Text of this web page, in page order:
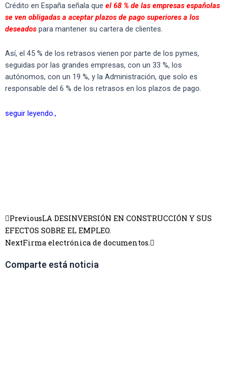
Crédito en España señala que el 68 % de las empresas españolas
se ven obligadas a aceptar plazos de pago superiores a los
deseados para mantener su cartera de clientes.
Así, el 45 % de los retrasos vienen por parte de los pymes,
seguidas por las grandes empresas, con un 33 %, los
autónomos, con un 19 %, y la Administración, que solo es
responsable del 6 % de los retrasos en los plazos de pago.
seguir leyendo.,
PreviousLA DESINVERSIÓN EN CONSTRUCCIÓN Y SUS
EFECTOS SOBRE EL EMPLEO.
NextFirma electrónica de documentos.
Comparte está noticia